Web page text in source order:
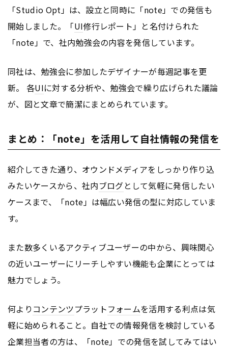
「Studio Opt」は、設立と同時に「note」での発信も
開始しました。「UI修行レポート」と名付けられた
「note」で、社内勉強会の内容を発信しています。
同社は、勉強会に参加したデザイナーが毎週記事を更
新。 各UIに対する分析や、勉強会で繰り広げられた議論
が、図と文章で簡潔にまとめられています。
まとめ：「note」を活用して自社情報の発信を
紹介してきた通り、オウンドメディアをしっかり作り込
みたいケースから、社内ブログとして気軽に発信したい
ケースまで、「note」は幅広い発信の型に対応していま
す。
また数多くいるアクティブユーザーの中から、興味関心
の近いユーザーにリーチしやすい機能も企業にとっては
魅力でしょう。
何より コンテンツプラットフォームを活用する利点は気
軽に始められること。自社での情報発信を検討している
企業担当者の方は、「note」での発信を試してみてはい